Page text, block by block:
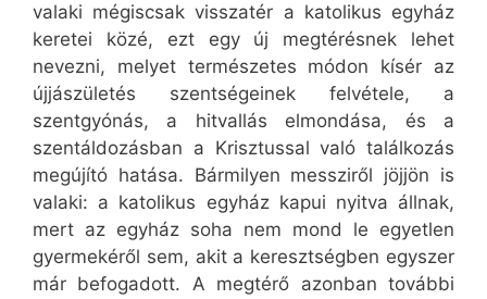
valaki mégiscsak visszatér a katolikus egyház
keretei közé, ezt egy új megtérésnek lehet
nevezni, melyet természetes módon kísér az
újjászületés szentségeinek felvétele, a
szentgyónás, a hitvallás elmondása, és a
szentáldozásban a Krisztussal való találkozás
megújító hatása. Bármilyen messziről jöjjön is
valaki: a katolikus egyház kapui nyitva állnak,
mert az egyház soha nem mond le egyetlen
gyermekéről sem, akit a keresztségben egyszer
már befogadott. A megtérő azonban további